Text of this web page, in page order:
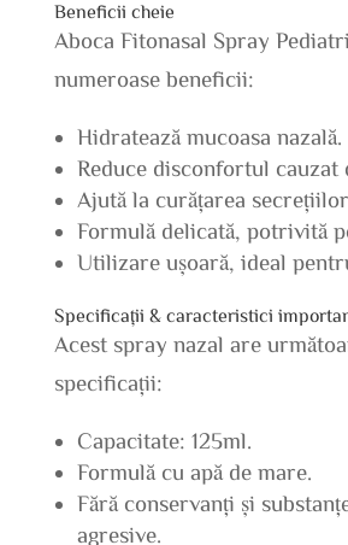
Beneficii cheie
Aboca Fitonasal Spray
numeroase beneficii:
Hidratează mucoasa nazală.
Reduce disconfortul cauzat
Ajută la curățarea secrețiilor
Formulă delicată, potrivită
Utilizare ușoară, ideal
Specificații & caracteristici
Acest spray nazal are
specificații:
Capacitate: 125ml.
Formulă cu apă de mare.
Fără conservanți și
agresive.